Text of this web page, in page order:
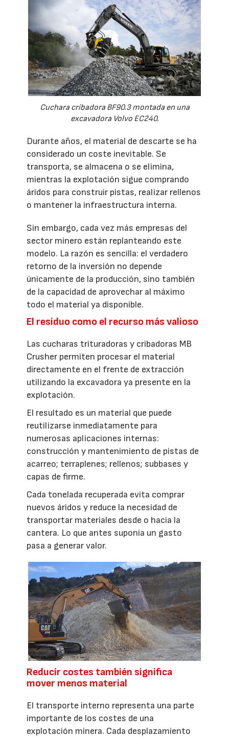
Cuchara cribadora BF90.3 montada en una
excavadora Volvo EC240.
Durante años, el material de descarte se ha
considerado un coste inevitable. Se
transporta, se almacena o se elimina,
mientras la explotación sigue comprando
áridos para construir pistas, realizar rellenos
o mantener la infraestructura interna.
Sin embargo, cada vez más empresas del
sector minero están replanteando este
modelo. La razón es sencilla: el verdadero
retorno de la inversión no depende
únicamente de la producción, sino también
de la capacidad de aprovechar al máximo
todo el material ya disponible.
El residuo como el recurso más valioso
Las cucharas trituradoras y cribadoras MB
Crusher permiten procesar el material
directamente en el frente de extracción
utilizando la excavadora ya presente en la
explotación.
El resultado es un material que puede
reutilizarse inmediatamente para
numerosas aplicaciones internas:
construcción y mantenimiento de pistas de
acarreo; terraplenes; rellenos; subbases y
capas de firme.
Cada tonelada recuperada evita comprar
nuevos áridos y reduce la necesidad de
transportar materiales desde o hacia la
cantera. Lo que antes suponía un gasto
pasa a generar valor.
Reducir costes también significa
mover menos material
El transporte interno representa una parte
importante de los costes de una
explotación minera. Cada desplazamiento